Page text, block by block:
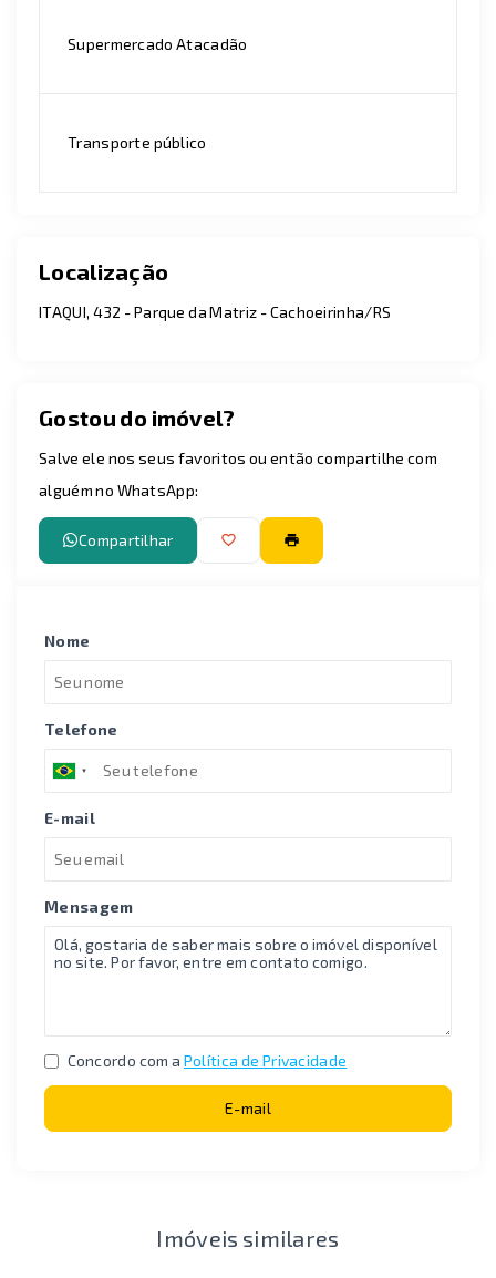
Supermercado Atacadão
Transporte público
Localização
ITAQUI, 432 - Parque da Matriz - Cachoeirinha/RS
Gostou do imóvel?
Salve ele nos seus favoritos ou então compartilhe com
alguém no WhatsApp:
Compartilhar
Nome
Telefone
E-mail
Mensagem
Concordo com a Política de Privacidade
E-mail
Imóveis similares